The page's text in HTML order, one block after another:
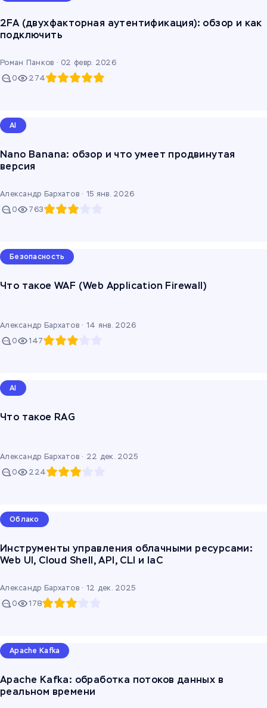
2FA (двухфакторная аутентификация): обзор и как
подключить
Роман Панков · 02 февр. 2026
0
274
AI
Nano Banana: обзор и что умеет продвинутая
версия
Александр Бархатов · 15 янв. 2026
0
763
Безопасность
Что такое WAF (Web Application Firewall)
Александр Бархатов · 14 янв. 2026
0
147
AI
Что такое RAG
Александр Бархатов · 22 дек. 2025
0
224
Облако
Инструменты управления облачными ресурсами:
Web UI, Cloud Shell, API, CLI и IaC
Александр Бархатов · 12 дек. 2025
0
178
Apache Kafka
Apache Kafka: обработка потоков данных в
реальном времени